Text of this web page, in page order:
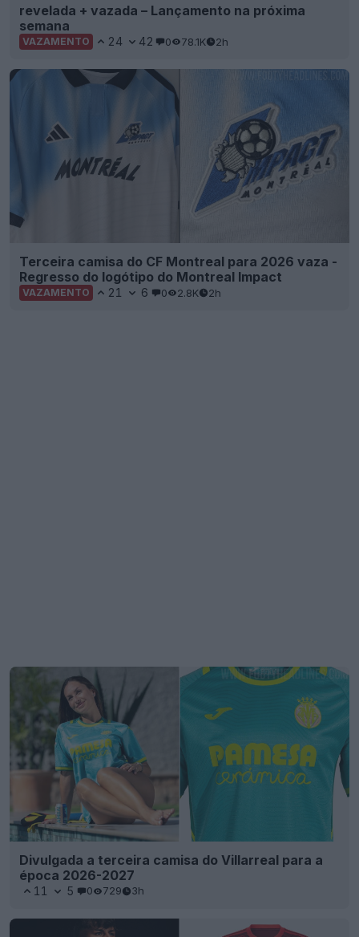
revelada + vazada – Lançamento na próxima
semana
VAZAMENTO 24 42 0 78.1K 2h
Terceira camisa do CF Montreal para 2026 vaza -
Regresso do logótipo do Montreal Impact
VAZAMENTO 21 6 0 2.8K 2h
Divulgada a terceira camisa do Villarreal para a
época 2026-2027
11 5 0 729 3h